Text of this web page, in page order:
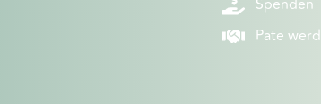
Spenden
Pate